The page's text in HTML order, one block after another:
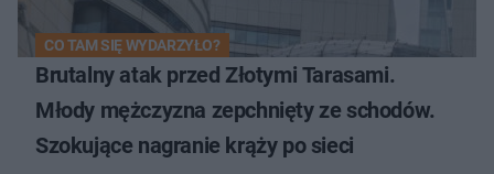
CO TAM SIĘ WYDARZYŁO?
Brutalny atak przed Złotymi Tarasami.
Młody mężczyzna zepchnięty ze schodów.
Szokujące nagranie krąży po sieci